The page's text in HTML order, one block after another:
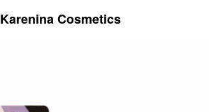
Karenina Cosmetics